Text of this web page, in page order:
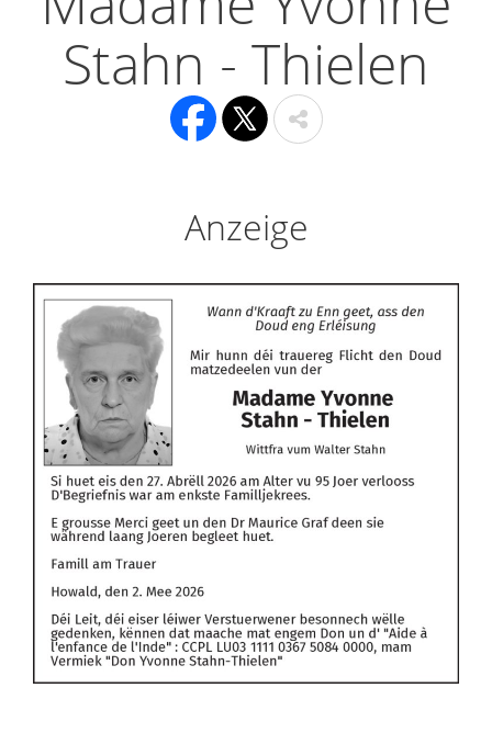
Stahn - Thielen
Anzeige